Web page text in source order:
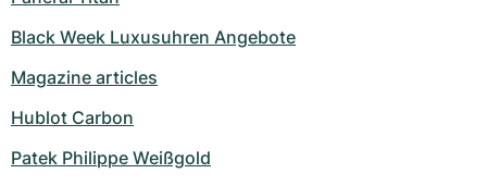
Black Week Luxusuhren Angebote
Magazine articles
Hublot Carbon
Patek Philippe Weißgold